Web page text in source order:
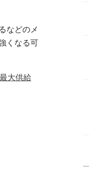
などのメ
くなる可
大供給